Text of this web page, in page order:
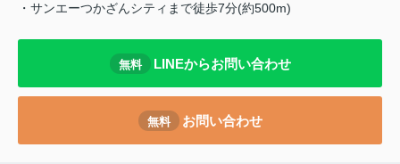
・サンエーつかざんシティまで徒歩7分(約500m)
無料 LINEからお問い合わせ
無料 お問い合わせ